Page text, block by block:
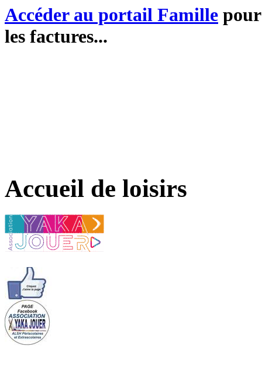
Accéder au portail Famille
les factures...
Accueil de loisirs